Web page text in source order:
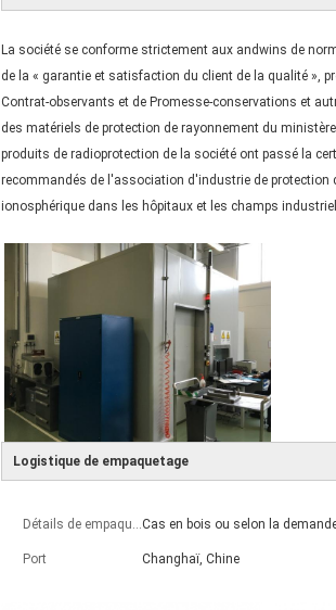
La société se conforme strictement aux andwins de
de la « garantie et satisfaction du client de la qualité »,
Contrat-observants et de Promesse-conservations et
des matériels de protection de rayonnement du
produits de radioprotection de la société ont passé la
recommandés de l'association d'industrie de protection
ionosphérique dans les hôpitaux et les champs
Logistique de empaquetage
Détails de empaquetageCas en bois ou selon la
Port Changhaï, Chine